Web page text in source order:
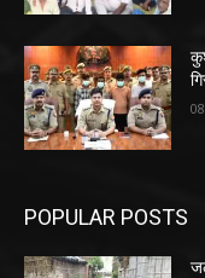
POPULAR POSTS